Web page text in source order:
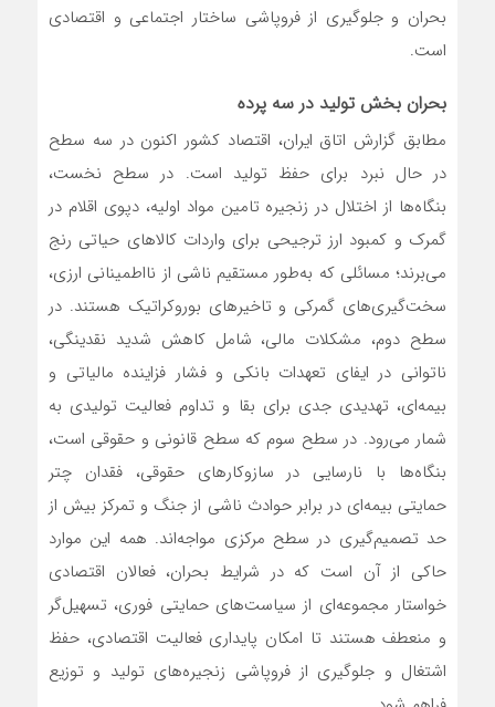
بحران و جلوگیری از فروپاشی ساختار اجتماعی و اقتصادی
است.
بحران بخش تولید در سه پرده
مطابق گزارش اتاق ایران، اقتصاد کشور اکنون در سه سطح
در حال نبرد برای حفظ تولید است. در سطح نخست،
بنگاه‌ها از اختلال در زنجیره تامین مواد اولیه، دپوی اقلام در
گمرک و کمبود ارز ترجیحی برای واردات کالاهای حیاتی رنج
می‌برند؛ مسائلی که به‌طور مستقیم ناشی از نااطمینانی ارزی،
سخت‌گیری‌های گمرکی و تاخیرهای بوروکراتیک هستند. در
سطح دوم، مشکلات مالی، شامل کاهش شدید نقدینگی،
ناتوانی در ایفای تعهدات بانکی و فشار فزاینده مالیاتی و
بیمه‌ای، تهدیدی جدی برای بقا و تداوم فعالیت تولیدی به
شمار می‌رود. در سطح سوم که سطح قانونی و حقوقی است،
بنگاه‌ها با نارسایی در سازوکارهای حقوقی، فقدان چتر
حمایتی بیمه‌ای در برابر حوادث ناشی از جنگ و تمرکز بیش از
حد تصمیم‌گیری در سطح مرکزی مواجه‌اند. همه این موارد
حاکی از آن است که در شرایط بحران، فعالان اقتصادی
خواستار مجموعه‌ای از سیاست‌های حمایتی فوری، تسهیل‌گر
و منعطف هستند تا امکان پایداری فعالیت اقتصادی، حفظ
اشتغال و جلوگیری از فروپاشی زنجیره‌های تولید و توزیع